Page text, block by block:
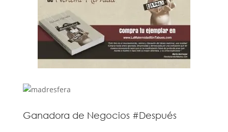
Ganadora de Negocios #Después